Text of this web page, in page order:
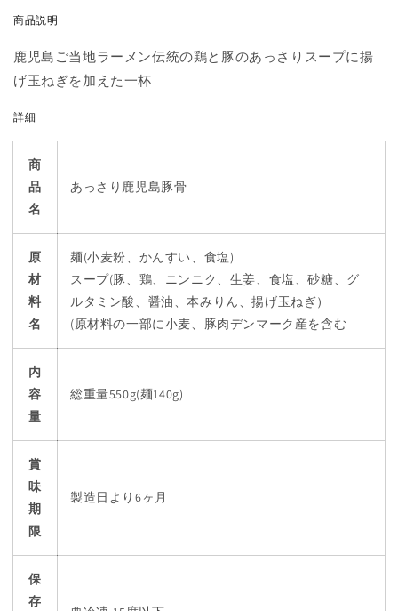
減
す
す
商品説明
鹿児島ご当地ラーメン伝統の鶏と豚のあっさりスープに揚
げ玉ねぎを加えた一杯
詳細
商
品
名
あっさり鹿児島豚骨
原
材
料
名
麺(小麦粉、かんすい、食塩)
スープ(豚、鶏、ニンニク、生姜、食塩、砂糖、グ
ルタミン酸、醤油、本みりん、揚げ玉ねぎ）
(原材料の一部に小麦、豚肉デンマーク産を含む
内
容
量
総重量550g(麺140g)
賞
味
期
限
製造日より6ヶ月
保
存